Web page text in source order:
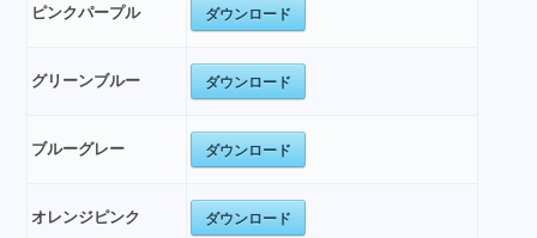
ピンクパープル ダウンロード
グリーンブルー ダウンロード
ブルーグレー ダウンロード
オレンジピンク ダウンロード